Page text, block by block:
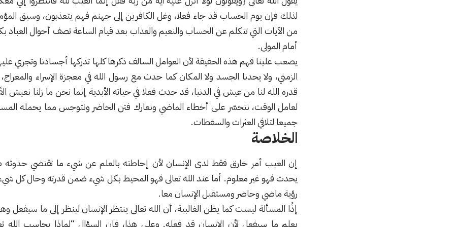
لذلك فإن يوم الحساب قد جاء فعلا، وغل الكافرين إلى جهنم فهم يتعذبون، وسيق
من الآيات التي تتكلم عن الحساب والنعيم والعذاب بعد قيام الساعة تصف أحوال
أمام المولى.
يصعب علينا فهم هذه الحقيقة لأن العوامل السالف ذكرها كلها تدركها أجسادنا وتجري
الزمني، ولا يحدنا الجسد ولا المكان كما حدث مع رسول الله في معجزة الإسراء
قدره الله لنا من عيش في الدنيا، قد حدث فعلا في حياته الأبدية إنما نحن ما زلنا
لعامل الوقت، نتحسّر على أخطاء الماضي ونعارك فتن الحاضر ونتوجس مما يحمله
جميعا لتلافي العثرات والسقطات.
الخلاصة
إن الغيب أمر خارق فقط لدى الإنسان لأن إحاطته بالعلم عن شيء ما تقتضي
يحدث فهو غير معلوم. أما عند الله تعالى فهو المحيط بكل شيء ضمن قدرته وحال كل
رؤية ماضي وحاضر ومستقبل الإنسان معا.
إذًا المسألة ليست كما يظن الغالبية، أن الله تعالى ينتظر الإنسان لينظر إلى ما سيفعل
يعلم ما سيفعل لأن الإنسان قد فعله. وعلى هذا، فإن السؤال “لماذا يحاسب الله